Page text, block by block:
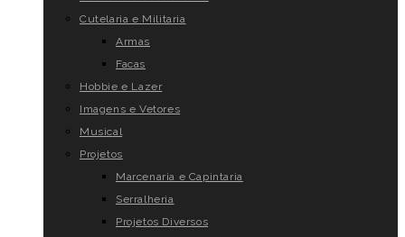
Cutelaria e Militaria
Armas
Facas
Hobbie e Lazer
Imagens e Vetores
Musical
Projetos
Marcenaria e Capintaria
Serralheria
Projetos Diversos